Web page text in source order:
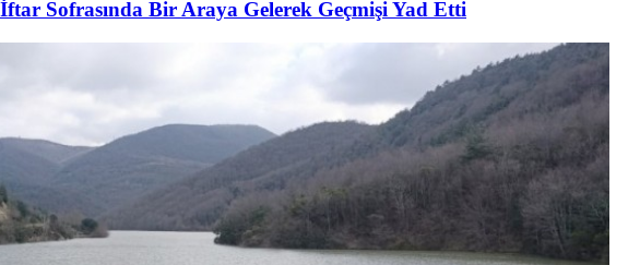
Sofrasında Bir Araya Gelerek Geçmişi Yad Etti